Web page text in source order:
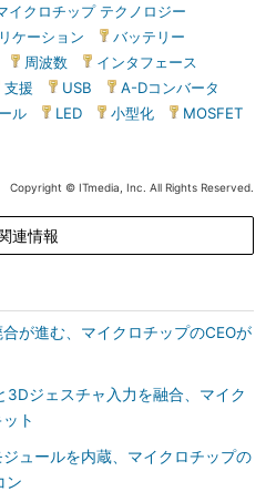
イクロチップ テクノロジー
ケーション バッテリー
周波数 インタフェース
支援 USB A-Dコンバータ
ル LED 小型化 MOSFET
Copyright © ITmedia, Inc. All Rights Reserved.
連情報
が進む、マイクロチップのCEOが
3Dジェスチャ入力を融合、マイク
ト
ュールを内蔵、マイクロチップの
ン